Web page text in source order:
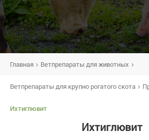
Главная Ветпрепараты для животных
Ветпрепараты для крупно рогатого скота
Ихтиглювит
Ихтиглювит